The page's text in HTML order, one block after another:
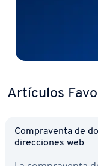
Artículos
Co­m­pra­ve­n­ta de
di­re­c­cio­nes web